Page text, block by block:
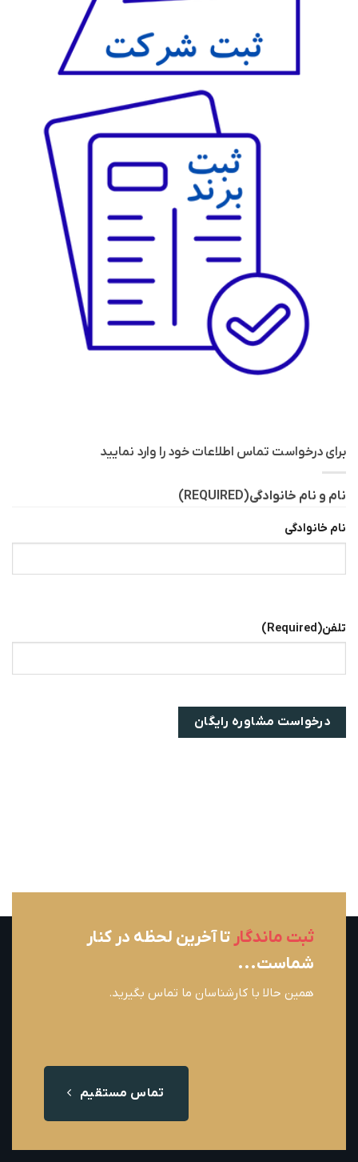
برای درخواست تماس اطلاعات خود را وارد نمایید
نام و نام خانوادگی(REQUIRED)
نام خانوادگی
تلفن(Required)
ثبت ماندگار تا آخرین لحظه در کنار
شماست...
همین حالا با کارشناسان ما تماس بگیرید.
تماس مستقیم